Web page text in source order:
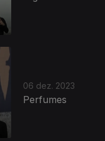
06 dez. 2023
Perfumes